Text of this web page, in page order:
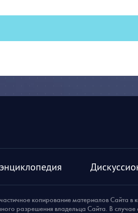
копирование материалов Сайта в
разрешения владельца Сайта. В